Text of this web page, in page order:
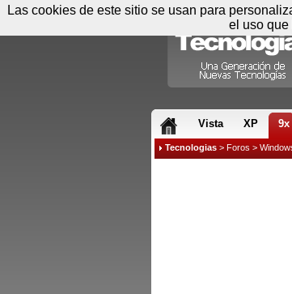
Vista XP 9x
Tecnologias > Foros >
Las cookies de este sitio se usan para
el uso que